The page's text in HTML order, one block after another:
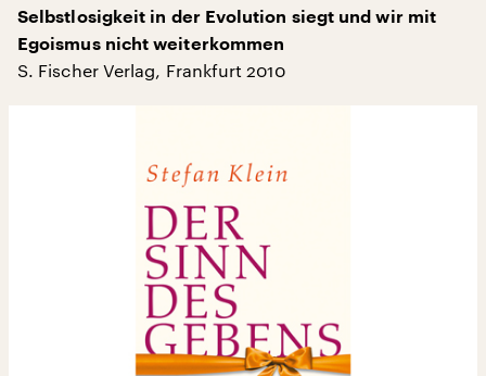
Selbstlosigkeit in der Evolution siegt und wir mit
Egoismus nicht weiterkommen
S. Fischer Verlag, Frankfurt 2010